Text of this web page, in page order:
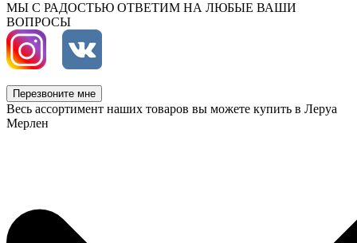
МЫ С РАДОСТЬЮ ОТВЕТИМ НА ЛЮБЫЕ ВАШИ
ВОПРОСЫ
Перезвоните мне
Весь ассортимент наших товаров вы можете купить в Леруа
Мерлен